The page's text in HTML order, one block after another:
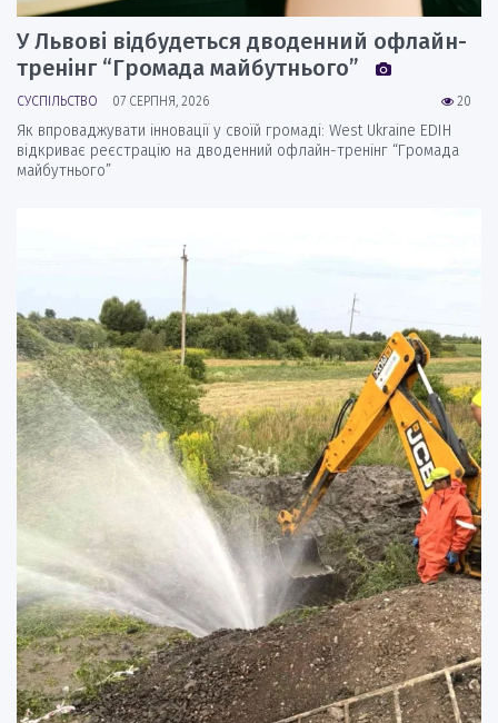
У Львові відбудеться дводенний офлайн-
тренінг “Громада майбутнього”
20
СУСПІЛЬСТВО 07 СЕРПНЯ, 2026
Як впроваджувати інновації у своїй громаді: West Ukraine EDIH
відкриває реєстрацію на дводенний офлайн-тренінг “Громада
майбутнього”